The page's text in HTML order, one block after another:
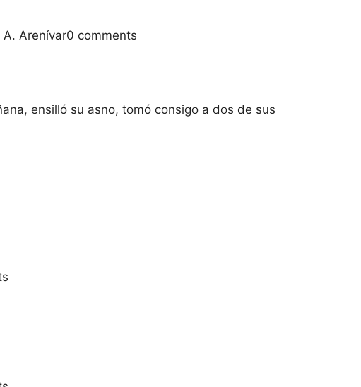
A. Arenívar0 comments
ensilló su asno, tomó consigo a dos de sus